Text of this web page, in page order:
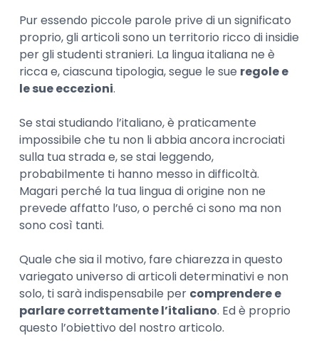
Pur essendo piccole parole prive di un significato
proprio, gli articoli sono un territorio ricco di insidie
per gli studenti stranieri. La lingua italiana ne è
ricca e, ciascuna tipologia, segue le sue regole e
le sue eccezioni.
Se stai studiando l’italiano, è praticamente
impossibile che tu non li abbia ancora incrociati
sulla tua strada e, se stai leggendo,
probabilmente ti hanno messo in difficoltà.
Magari perché la tua lingua di origine non ne
prevede affatto l’uso, o perché ci sono ma non
sono così tanti.
Quale che sia il motivo, fare chiarezza in questo
variegato universo di articoli determinativi e non
solo, ti sarà indispensabile per comprendere e
parlare correttamente l’italiano. Ed è proprio
questo l’obiettivo del nostro articolo.